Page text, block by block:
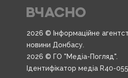
2026 © Інформаційне
новини Донбасу.
2026 © ГО "Медіа-Погляд".
Ідентифікатор медіа R40-